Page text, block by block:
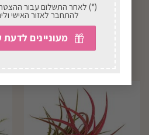
(*) לאחר התשלום עבור
להתחבר לאזור האישי
מעוניינים לדעת
זר אבל שורת פרחים
₪182.00
בחירת אפשרויות